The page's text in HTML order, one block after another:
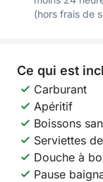
(hors frais de
Ce qui est
Carburant
Apéritif
Boissons
Serviettes
Douche à
Pause